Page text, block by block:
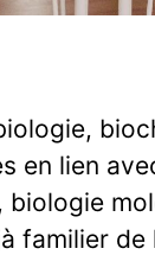
en lien
de